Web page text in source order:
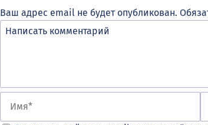
Ваш адрес email не будет опубликован.